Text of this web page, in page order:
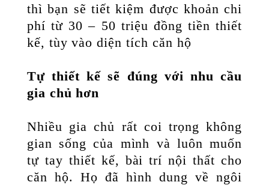
thì bạn sẽ tiết kiệm được khoản chi
phí từ 30 – 50 triệu đồng tiền thiết
kế, tùy vào diện tích căn hộ
Tự thiết kế sẽ đúng với nhu cầu
gia chủ hơn
Nhiều gia chủ rất coi trọng không
gian sống của mình và luôn muốn
tự tay thiết kế, bài trí nội thất cho
căn hộ. Họ đã hình dung về ngôi